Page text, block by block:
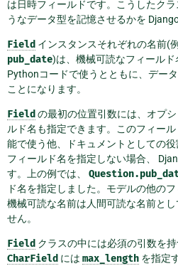
は日時フィールドです。こうしたク
うなデータ型を記憶させるかを
Field インスタンスそれぞれの名前(
pub_date)は、機械可読なフィール
Pythonコードで使うとともに、デー
ことになります。
Fieldの最初の位置引数には、オプ
ルド名も指定できます。このフィー
能で使う他、ドキュメントとしての
フィールド名を指定しない場合、
す。上の例では、
ド名を指定しました。モデルの他の
機械可読な名前は人間可読な名前と
せん。
Field クラスの中には必須の引数を
CharField には max_length を指定